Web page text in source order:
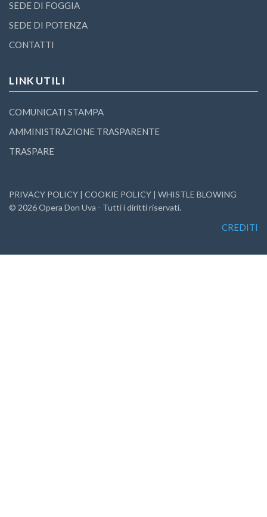
SEDE DI FOGGIA
SEDE DI POTENZA
CONTATTI
LINK UTILI
COMUNICATI STAMPA
AMMINISTRAZIONE TRASPARENTE
TRASPARE
PRIVACY POLICY | COOKIE POLICY | WHISTLE BLOWING
© 2026Opera Don Uva - Tutti i diritti riservati.
CREDITI